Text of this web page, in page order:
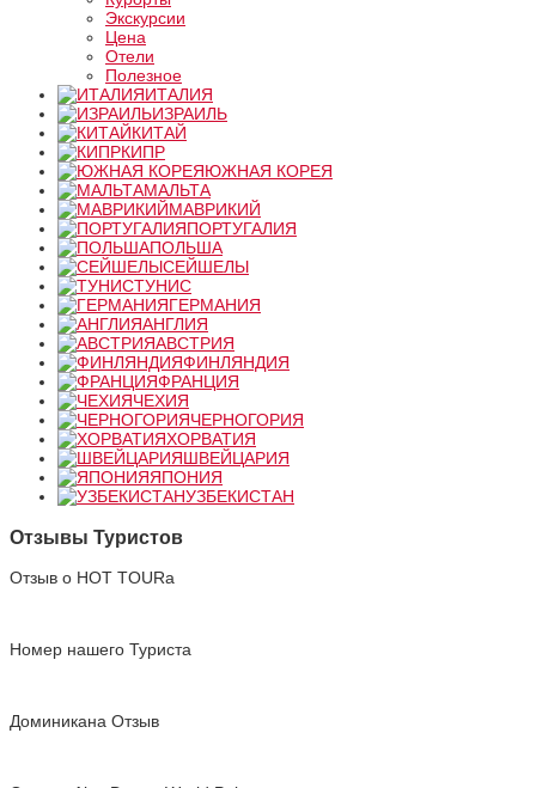
Экскурсии
Цена
Отели
Полезное
ИТАЛИЯ
ИЗРАИЛЬ
КИТАЙ
КИПР
ЮЖНАЯ КОРЕЯ
МАЛЬТА
МАВРИКИЙ
ПОРТУГАЛИЯ
ПОЛЬША
СЕЙШЕЛЫ
ТУНИС
ГЕРМАНИЯ
АНГЛИЯ
АВСТРИЯ
ФИНЛЯНДИЯ
ФРАНЦИЯ
ЧЕХИЯ
ЧЕРНОГОРИЯ
ХОРВАТИЯ
ШВЕЙЦАРИЯ
ЯПОНИЯ
УЗБЕКИСТАН
Отзывы Туристов
Отзыв о HOT TOURа
Номер нашего Туриста
Доминикана Отзыв